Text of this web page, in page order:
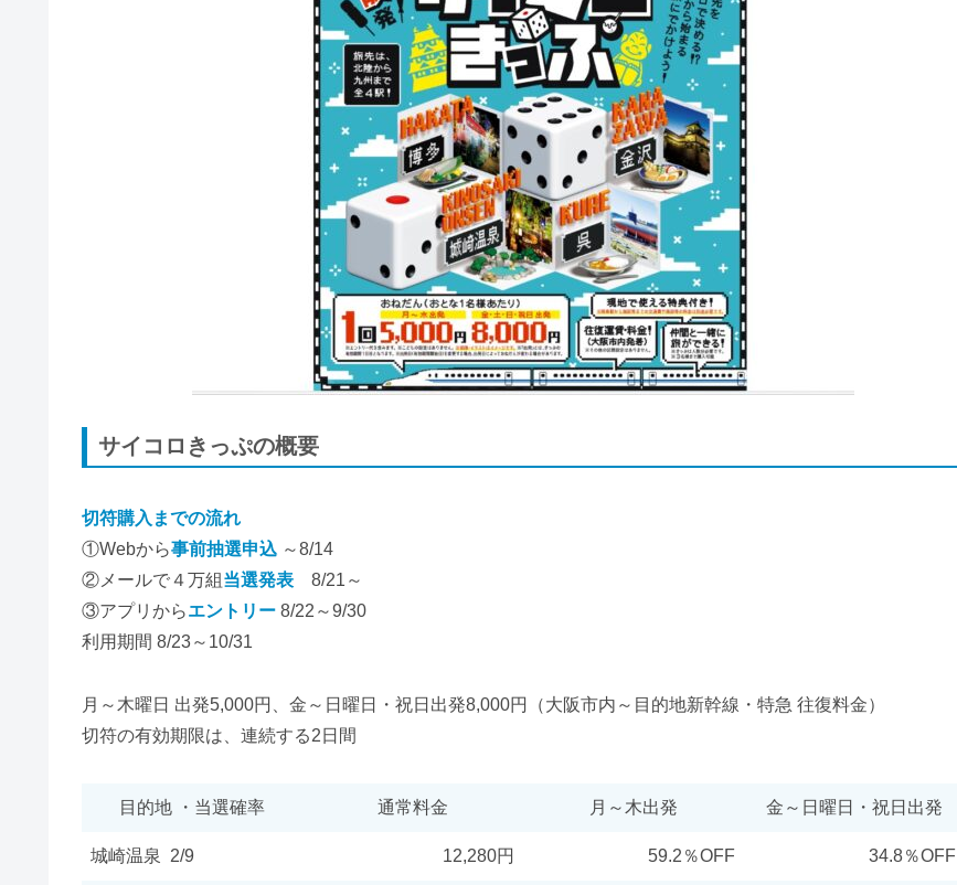
サイコロきっぷの概要
切符購入までの流れ
①Webから事前抽選申込 ～8/14
②メールで４万組 当選発表 8/21～
③アプリからエントリー 8/22～9/30
利用期間 8/23～10/31
月～木曜日 出発5,000円、金～日曜日・祝日出発8,000円（大阪市内～目的地新幹線・特急 往復料金）
切符の有効期限は、連続する2日間
目的地 ・当選確率 通常料金 月～木出発 金～日曜日・祝日出発
城崎温泉 2/9 12,280円 59.2％OFF 34.8％OFF